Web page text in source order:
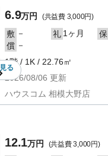
見る
6.9万円 (共益費 3,000円)
敷 － 礼 1ヶ月 保
償 －
1階 / 1K / 22.76㎡
2026/08/06 更新
ハウスコム 相模大野店
12.1万円 (共益費 3,000円)